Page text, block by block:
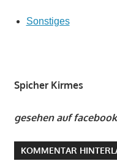
Sonstiges
Spicher Kirmes
gesehen auf facebook
KOMMENTAR